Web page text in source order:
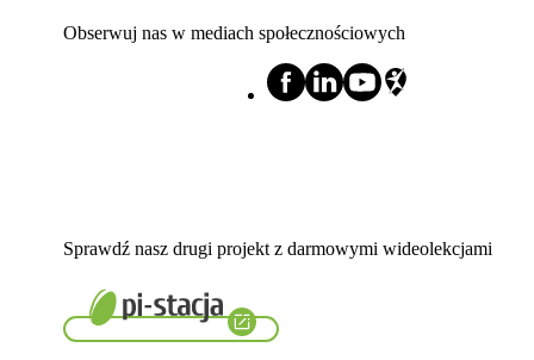
Obserwuj nas w mediach społecznościowych
Sprawdź nasz drugi projekt z darmowymi wideolekcjami